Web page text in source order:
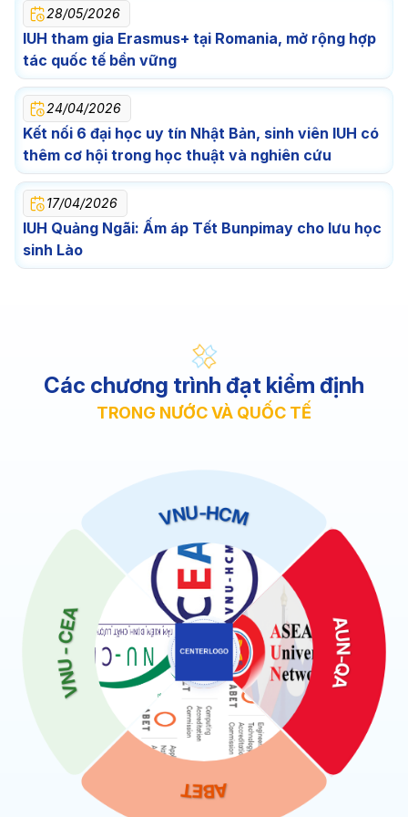
28/05/2026
IUH tham gia Erasmus+ tại Romania, mở rộng hợp
tác quốc tế bền vững
24/04/2026
Kết nối 6 đại học uy tín Nhật Bản, sinh viên IUH có
thêm cơ hội trong học thuật và nghiên cứu
17/04/2026
IUH Quảng Ngãi: Ấm áp Tết Bunpimay cho lưu học
sinh Lào
Các chương trình đạt kiểm định
TRONG NƯỚC VÀ QUỐC TẾ